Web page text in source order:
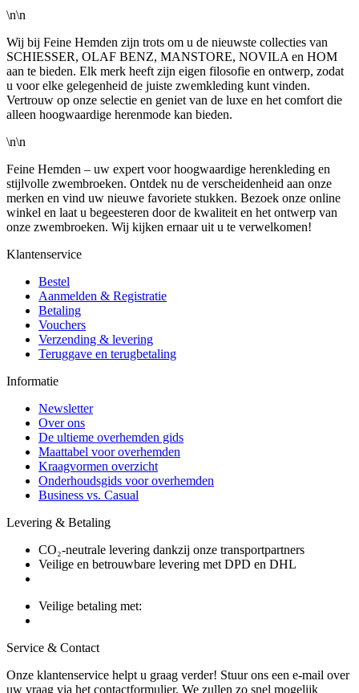
\n\n
Wij bij Feine Hemden zijn trots om u de nieuwste collecties van
SCHIESSER, OLAF BENZ, MANSTORE, NOVILA en HOM
aan te bieden. Elk merk heeft zijn eigen filosofie en ontwerp, zodat
u voor elke gelegenheid de juiste zwemkleding kunt vinden.
Vertrouw op onze selectie en geniet van de luxe en het comfort die
alleen hoogwaardige herenmode kan bieden.
\n\n
Feine Hemden – uw expert voor hoogwaardige herenkleding en
stijlvolle zwembroeken. Ontdek nu de verscheidenheid aan onze
merken en vind uw nieuwe favoriete stukken. Bezoek onze online
winkel en laat u begeesteren door de kwaliteit en het ontwerp van
onze zwembroeken. Wij kijken ernaar uit u te verwelkomen!
Klantenservice
Bestel
Aanmelden & Registratie
Betaling
Vouchers
Verzending & levering
Teruggave en terugbetaling
Informatie
Newsletter
Over ons
De ultieme overhemden gids
Maattabel voor overhemden
Kraagvormen overzicht
Onderhoudsgids voor overhemden
Business vs. Casual
Levering & Betaling
CO₂-neutrale levering dankzij onze transportpartners
Veilige en betrouwbare levering met DPD en DHL
Veilige betaling met:
Service & Contact
Onze klantenservice helpt u graag verder! Stuur ons een e-mail over
uw vraag via het contactformulier. We zullen zo snel mogelijk